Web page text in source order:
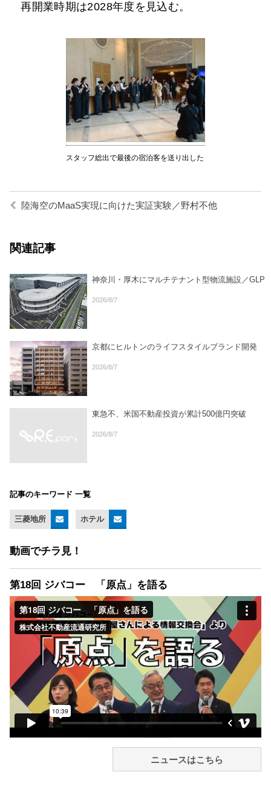
再開業時期は2028年度を見込む。
スタッフ総出で最後の宿泊客を送り出した
陸海空のMaaS実現に向けた実証実験／野村不他
関連記事
神奈川・厚木にマルチテナント型物流施設／GLP
2026/8/7
京都にヒルトンのライフスタイルブランド開発
2026/8/7
東急不、米国不動産投資が累計500億円突破
2026/8/7
記事のキーワード 一覧
三菱地所 ホテル
動画でチラ見！
第18回 ジバコー 「原点」を語る
ニュースはこちら